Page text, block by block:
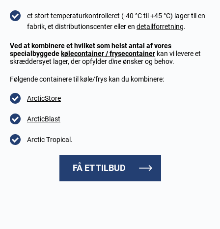
et stort temperaturkontrolleret (-40 °C til +45 °C) lager til en
fabrik, et distributionscenter eller en detailforretning.
Ved at kombinere et hvilket som helst antal af vores
specialbyggede kølecontainer / frysecontainer kan vi levere et
skræddersyet lager, der opfylderdineønsker og behov.
Følgende containere til køle/frys kan du kombinere:
ArcticStore
ArcticBlast
Arctic Tropical.
FÅ ET TILBUD